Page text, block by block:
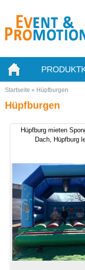
Startseite » Hüpfburgen
Hüpfburgen
Hüpfburg mieten
Dach, Hüpfburg